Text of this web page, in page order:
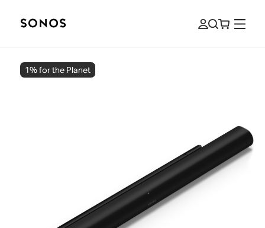
1% for the Planet